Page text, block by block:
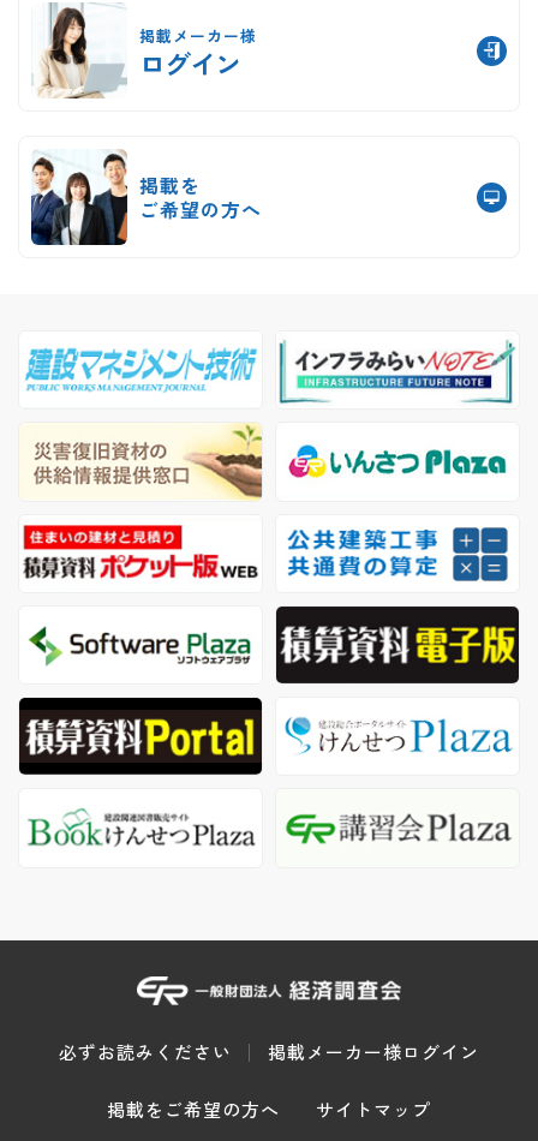
掲載メーカー様
ログイン
掲載を
ご希望の方へ
必ずお読みください 掲載メーカー様ログイン
掲載をご希望の方へ サイトマップ